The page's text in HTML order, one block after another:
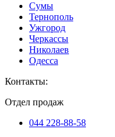
Сумы
Тернополь
Ужгород
Черкассы
Николаев
Одесса
Контакты:
Отдел продаж
044 228-88-58